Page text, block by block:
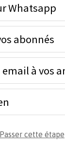
Whatsapp
abonnés
email à vos
Passer cette étape